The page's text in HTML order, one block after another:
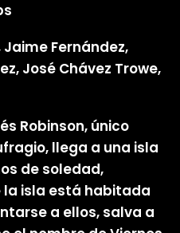
Jaime Fernández,
José Chávez Trowe,
Robinson, único
llega a una isla
de soledad,
la isla está habitada
a ellos, salva a